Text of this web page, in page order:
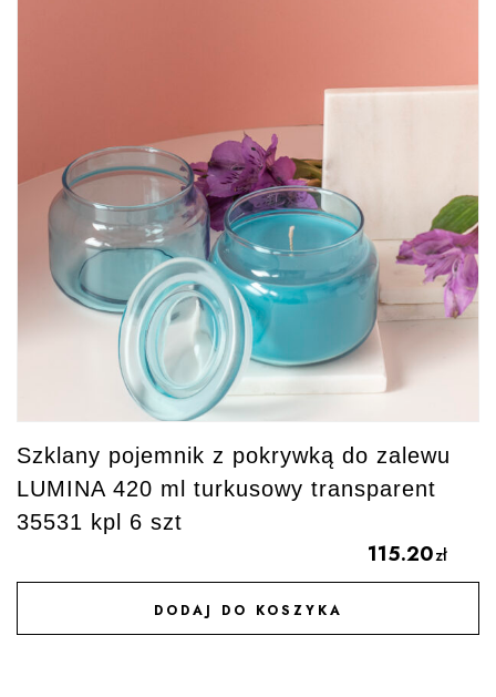
Szklany pojemnik z pokrywką do zalewu
LUMINA 420 ml turkusowy transparent
35531 kpl 6 szt
115.20zł
DODAJ DO KOSZYKA
DODAJ DO ULUBIONYCH